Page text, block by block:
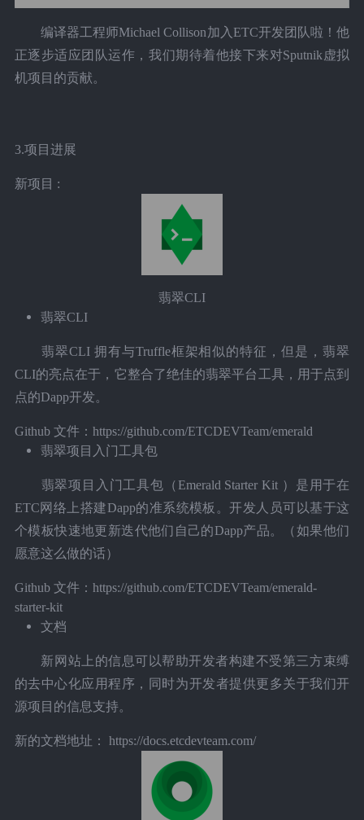
编译器工程师Michael Collison加入ETC开发团队啦！他
正逐步适应团队运作，我们期待着他接下来对Sputnik虚拟
机项目的贡献。
3.项目进展
新项目 :
翡翠CLI
翡翠CLI
翡翠CLI 拥有与Truffle框架相似的特征，但是，翡翠
CLI的亮点在于，它整合了绝佳的翡翠平台工具，用于点到
点的Dapp开发。
Github 文件：https://github.com/ETCDEVTeam/emerald
翡翠项目入门工具包
翡翠项目入门工具包（Emerald Starter Kit ）是用于在
ETC网络上搭建Dapp的准系统模板。开发人员可以基于这
个模板快速地更新迭代他们自己的Dapp产品。（如果他们
愿意这么做的话）
Github 文件：https://github.com/ETCDEVTeam/emerald-
starter-kit
文档
新网站上的信息可以帮助开发者构建不受第三方束缚
的去中心化应用程序，同时为开发者提供更多关于我们开
源项目的信息支持。
新的文档地址： https://docs.etcdevteam.com/